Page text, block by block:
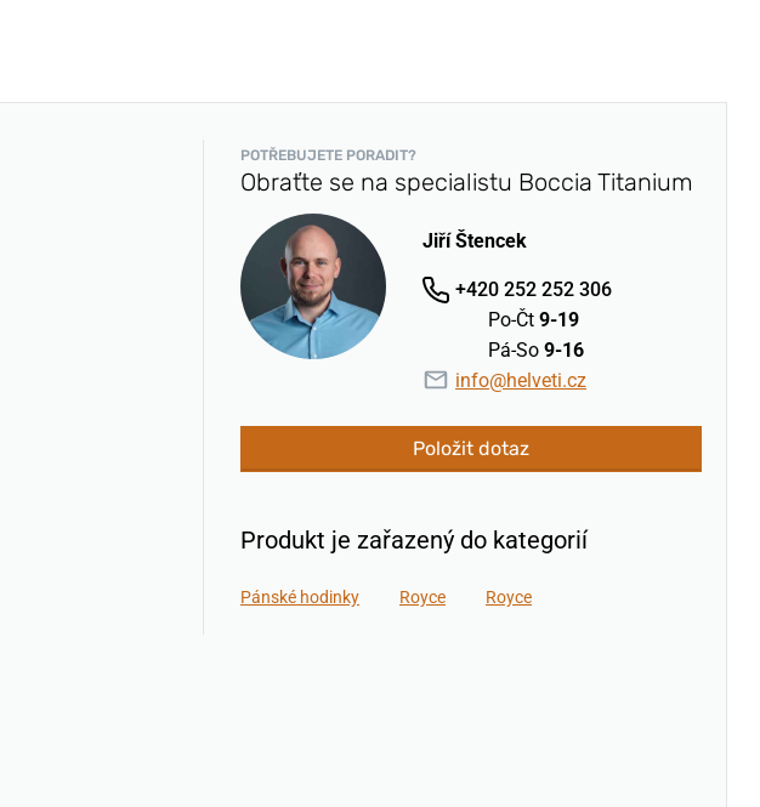
POTŘEBUJETE PORADIT?
Obraťte se na specialistu Boccia Titanium
Jiří Štencek
+420 252 252 306
Po-Čt 9-19
Pá-So 9-16
info@helveti.cz
Položit dotaz
Produkt je zařazený do kategorií
Pánské hodinky Royce Royce